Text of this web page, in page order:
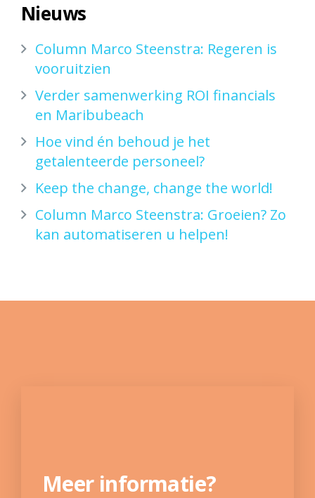
Nieuws
Column Marco Steenstra: Regeren is
vooruitzien
Verder samenwerking ROI financials
en Maribubeach
Hoe vind én behoud je het
getalenteerde personeel?
Keep the change, change the world!
Column Marco Steenstra: Groeien? Zo
kan automatiseren u helpen!
Meer informatie?